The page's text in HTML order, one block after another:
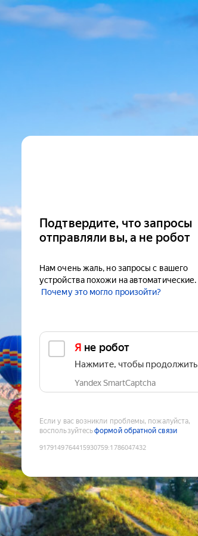
Подтвердите, что запросы
отправляли вы, а не робот
Нам очень жаль, но запросы с вашего
устройства похожи на автоматические.
Почему это могло произойти?
Я не робот
Нажмите, чтобы продолжить
Yandex SmartCaptcha
Если у вас возникли проблемы, пожалуйста,
воспользуйтесьформой обратной связи
9179149764415930759:1786047432